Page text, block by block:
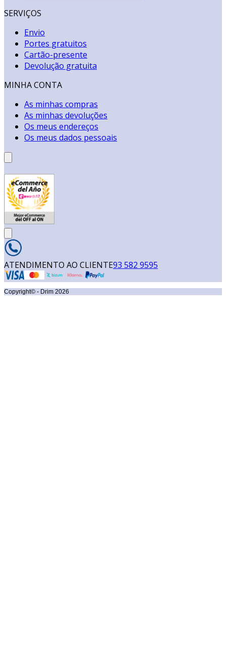
SERVIÇOS
Envio
Portes gratuitos
Cartão-presente
Devolução gratuita
MINHA CONTA
As minhas compras
As minhas devoluções
Os meus endereços
Os meus dados pessoais
ATENDIMENTO AO CLIENTE93 582 9595
Copyright© - Drim 2026